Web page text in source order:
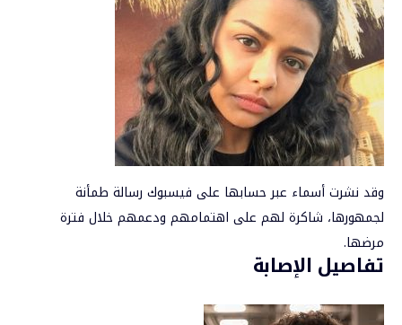
وقد نشرت أسماء عبر حسابها على فيسبوك رسالة طمأنة
لجمهورها، شاكرة لهم على اهتمامهم ودعمهم خلال فترة
مرضها.
تفاصيل الإصابة